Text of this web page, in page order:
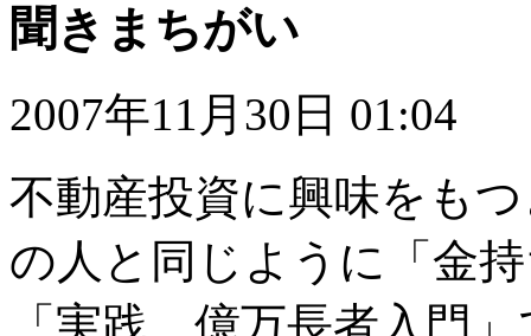
聞きまちがい
2007年11月30日 01:04
不動産投資に興味をも
の人と同じように「金
「実践、億万長者入門